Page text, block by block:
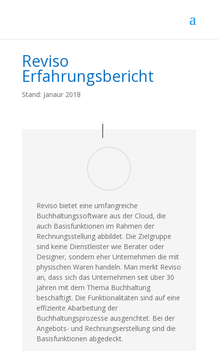
Reviso
Erfahrungsbericht
Stand: Janaur 2018
Reviso bietet eine umfangreiche
Buchhaltungssoftware aus der Cloud, die
auch Basisfunktionen im Rahmen der
Rechnungsstellung abbildet. Die Zielgruppe
sind keine Dienstleister wie Berater oder
Designer, sondern eher Unternehmen die mit
physischen Waren handeln. Man merkt Reviso
an, dass sich das Unternehmen seit über 30
Jahren mit dem Thema Buchhaltung
beschäftigt. Die Funktionalitäten sind auf eine
effiziente Abarbeitung der
Buchhaltungsprozesse ausgerichtet. Bei der
Angebots- und Rechnungserstellung sind die
Basisfunktionen abgedeckt.